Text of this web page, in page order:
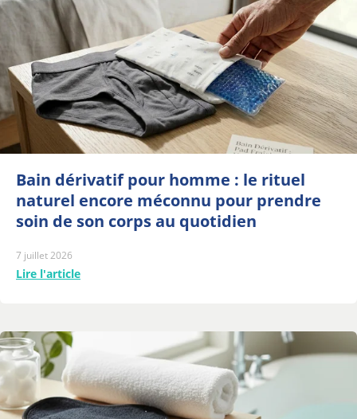
Bain dérivatif pour homme : le rituel
naturel encore méconnu pour prendre
soin de son corps au quotidien
7 juillet 2026
Lire l'article